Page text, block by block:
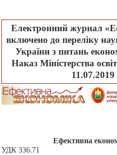
Електронний журнал
включено до переліку
України з питань
Наказ Міністерства
Ефективна
УДК 336.71